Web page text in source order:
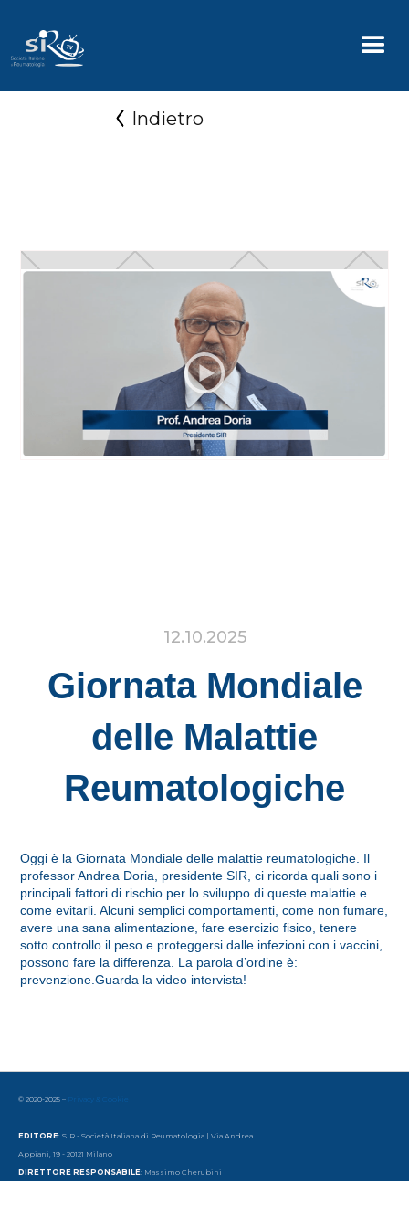
Indietro
12.10.2025
Giornata Mondiale
delle Malattie
Reumatologiche
Oggi è la Giornata Mondiale delle malattie reumatologiche. Il
professor Andrea Doria, presidente SIR, ci ricorda quali sono i
principali fattori di rischio per lo sviluppo di queste malattie e
come evitarli. Alcuni semplici comportamenti, come non fumare,
avere una sana alimentazione, fare esercizio fisico, tenere
sotto controllo il peso e proteggersi dalle infezioni con i vaccini,
possono fare la differenza. La parola d’ordine è:
prevenzione.Guarda la video intervista!
© 2020-2025 – Privacy & Cookie
EDITORE: SIR - Società Italiana di Reumatologia | Via Andrea
Appiani, 19 - 20121 Milano
DIRETTORE RESPONSABILE: Massimo Cherubini